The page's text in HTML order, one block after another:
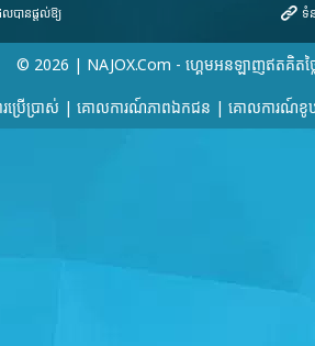
© 2026 | NAJOX.com - ហ្គេមអនឡាញឥតគិតថ្ល
ប្រើប្រាស់ | គោលការណ៍​ភាព​ឯកជន | គោលការណ៍